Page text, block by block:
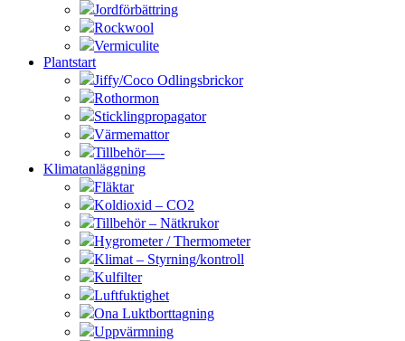
Jordförbättring
Rockwool
Vermiculite
Plantstart
Jiffy/Coco Odlingsbrickor
Rothormon
Sticklingpropagator
Värmemattor
Tillbehör—-
Klimatanläggning
Fläktar
Koldioxid – CO2
Tillbehör – Nätkrukor
Hygrometer / Thermometer
Klimat – Styrning/kontroll
Kulfilter
Luftfuktighet
Ona Luktborttagning
Uppvärmning